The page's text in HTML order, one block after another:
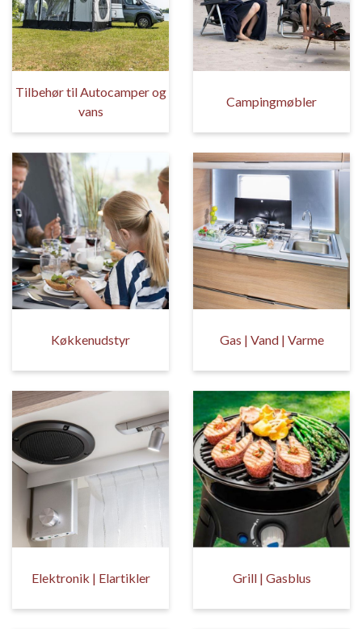
Tilbehør til Autocamper og
vans
Campingmøbler
Køkkenudstyr Gas | Vand | Varme
Elektronik | Elartikler Grill | Gasblus